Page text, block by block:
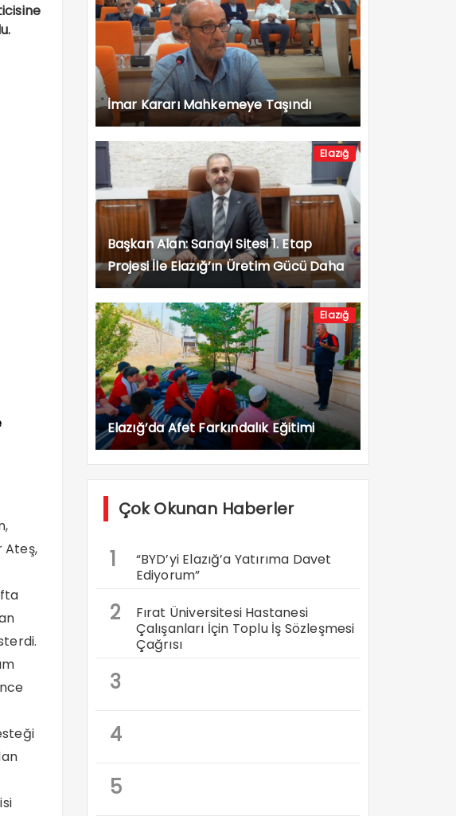
Ateş,
İmar Kararı Mahkemeye Taşındı
Elazığ
Başkan Alan: Sanayi Sitesi 1. Etap
Projesi İle Elazığ’ın Üretim Gücü Daha
da Artacak”
Elazığ
Elazığ’da Afet Farkındalık Eğitimi
Çok Okunan Haberler
1
“BYD’yi Elazığ’a Yatırıma Davet
Ediyorum”
2
Fırat Üniversitesi Hastanesi
Çalışanları İçin Toplu İş Sözleşmesi
Çağrısı
3
4
5